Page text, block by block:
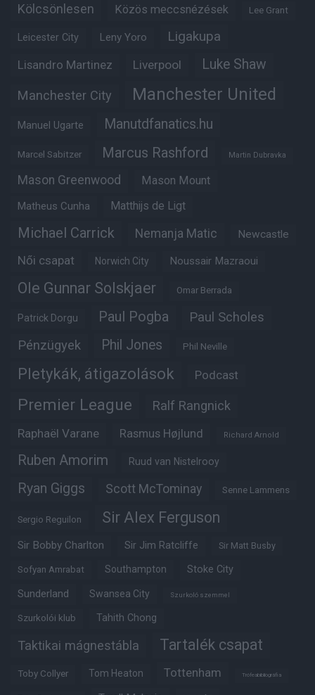
Kölcsönlesen Közös meccsnézések Lee Grant
Leicester City Leny Yoro Ligakupa
Lisandro Martinez Liverpool Luke Shaw
Manchester City Manchester United
Manuel Ugarte Manutdfanatics.hu
Marcel Sabitzer Marcus Rashford Martin Dubravka
Mason Greenwood Mason Mount
Matheus Cunha Matthijs de Ligt
Michael Carrick Nemanja Matic Newcastle
Női csapat Norwich City Noussair Mazraoui
Ole Gunnar Solskjaer Omar Berrada
Patrick Dorgu Paul Pogba Paul Scholes
Pénzügyek Phil Jones Phil Neville
Pletykák, átigazolások Podcast
Premier League Ralf Rangnick
Raphaël Varane Rasmus Højlund Richard Arnold
Ruben Amorim Ruud van Nistelrooy
Ryan Giggs Scott McTominay Senne Lammens
Sergio Reguilon Sir Alex Ferguson
Sir Bobby Charlton Sir Jim Ratcliffe Sir Matt Busby
Sofyan Amrabat Southampton Stoke City
Sunderland Swansea City Szurkoló szemmel
Szurkolói klub Tahith Chong
Taktikai mágnestábla Tartalék csapat
Toby Collyer Tom Heaton Tottenham Trófeabibliográfia